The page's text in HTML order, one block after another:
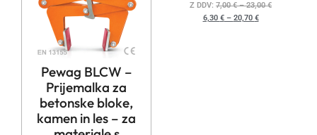
Pewag BLCW –
Prijemalka za
betonske bloke,
kamen in les – za
Z DDV: 7,00€–23,00€
6,30 €– 20,70 €